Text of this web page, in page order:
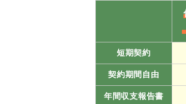
短期契約
契約期間自由
年間収支報告書